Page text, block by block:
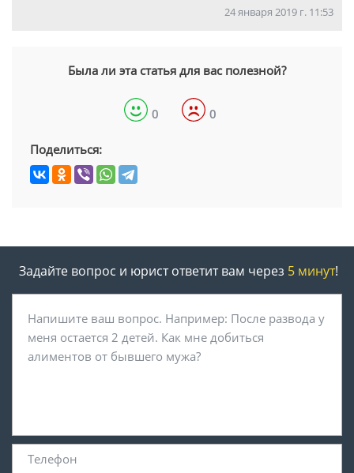
24 января 2019 г. 11:53
Была ли эта статья для вас полезной?
0 0
Поделиться:
Задайте вопрос и юрист ответит вам через 5 минут!